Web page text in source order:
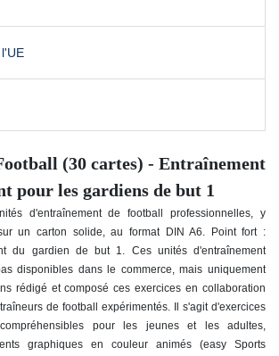
(30 cartes) - Entraînement
pour les gardiens de but 1
d'entraînement de football professionnelles, y
un carton solide, au format DIN A6. Point fort :
du gardien de but 1. Ces unités d'entraînement
disponibles dans le commerce, mais uniquement
rédigé et composé ces exercices en collaboration
de football expérimentés. Il s'agit d'exercices
pour les jeunes et les adultes,
graphiques en couleur animés (easy Sports